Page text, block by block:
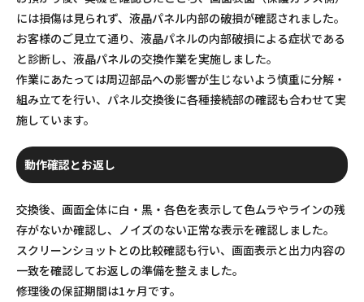
には損傷は見られず、液晶パネル内部の破損が確認されました。
お客様のご見立て通り、液晶パネルの内部破損による症状である
と診断し、液晶パネルの交換作業を実施しました。
作業にあたっては周辺部品への影響が生じないよう慎重に分解・
組み立てを行い、パネル交換後に各種接続部の確認も合わせて実
施しています。
動作確認とお返し
交換後、画面全体に白・黒・各色を表示して色ムラやラインの残
存がないか確認し、ノイズのない正常な表示を確認しました。
スクリーンショットとの比較確認も行い、画面表示と出力内容の
一致を確認してお返しの準備を整えました。
修理後の保証期間は1ヶ月です。